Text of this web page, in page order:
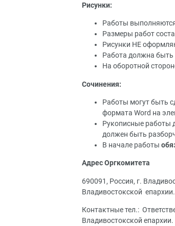
Рисунки:
Работы
Размеры работ
Рисунки НЕ
Работа должна быть
На оборотной
Сочинения:
Работы могут быть
формата Word на
Рукописные
должен быть
В начале работы
Адрес Оргкомитета
690091, Россия, г.
Владивостокской епархии.
Контактные тел.:
Владивостокской епархии.